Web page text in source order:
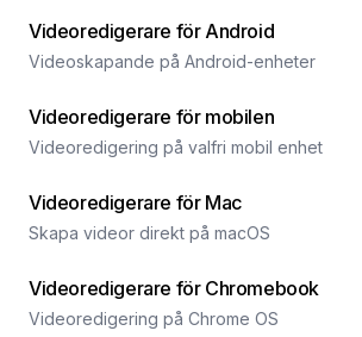
Videoredigerare för Android
Videoskapande på Android-enheter
Videoredigerare för mobilen
Videoredigering på valfri mobil enhet
Videoredigerare för Mac
Skapa videor direkt på macOS
Videoredigerare för Chromebook
Videoredigering på Chrome OS